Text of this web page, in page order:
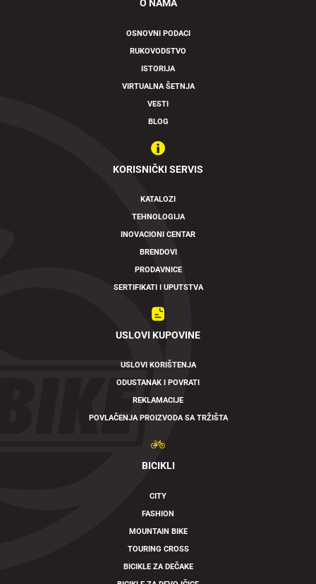
O NAMA
OSNOVNI PODACI
RUKOVODSTVO
ISTORIJA
VIRTUALNA ŠETNJA
VESTI
BLOG
KORISNIČKI SERVIS
KATALOZI
TEHNOLOGIJA
INOVACIONI CENTAR
BRENDOVI
PRODAVNICE
SERTIFIKATI I UPUTSTVA
USLOVI KUPOVINE
USLOVI KORIŠTENJA
ODUSTANAK I POVRATI
REKLAMACIJE
POVLAČENJA PROIZVODA SA TRŽIŠTA
BICIKLI
CITY
FASHION
MOUNTAIN BIKE
TOURING CROSS
BICIKLE ZA DEČAKE